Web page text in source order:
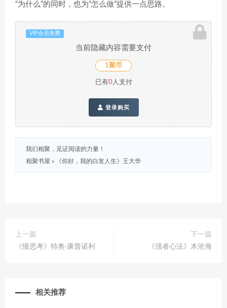
“为什么”的同时，也为“怎么做”提供一点思路。
VIP会员免费
当前隐藏内容需要支付
1聚币
已有0人支付
登录购买
我们相聚，见证阅读的力量！
相聚书屋 » 《你好，我的白发人生》王大华
上一篇
《慢思考》特奥·康普诺利
下一篇
《强者心法》木沧海
相关推荐